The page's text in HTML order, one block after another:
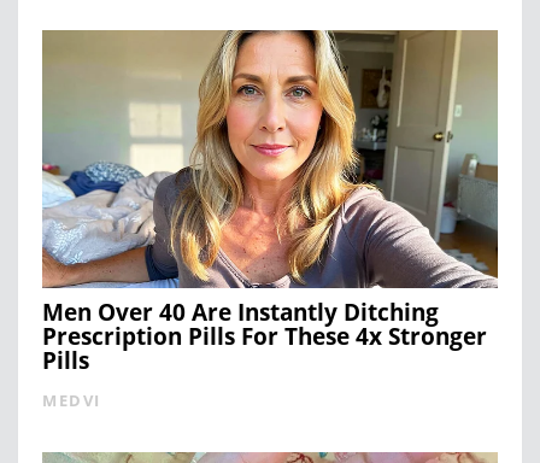
Men Over 40 Are Instantly Ditching
Prescription Pills For These 4x Stronger
Pills
MEDVI